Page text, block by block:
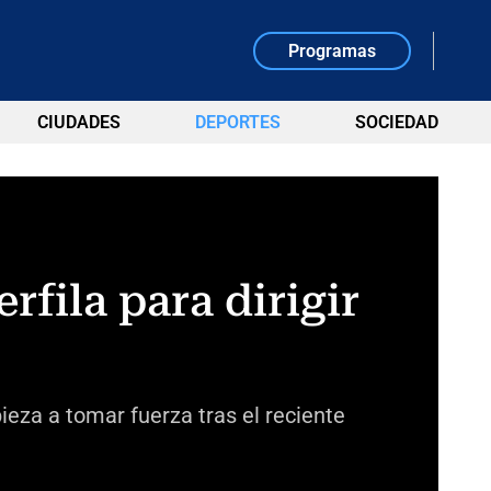
Programas
CIUDADES DEPORTES SOCIEDAD
para dirigir
a tomar fuerza tras el reciente